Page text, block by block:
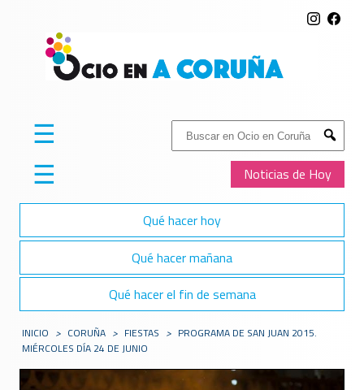
Buscar:
Submit
Noticias de Hoy
☰
☰
Qué hacer hoy
Qué hacer mañana
Qué hacer el fin de semana
INICIO > CORUÑA > FIESTAS > PROGRAMA DE SAN JUAN 2015.
MIÉRCOLES DÍA 24 DE JUNIO